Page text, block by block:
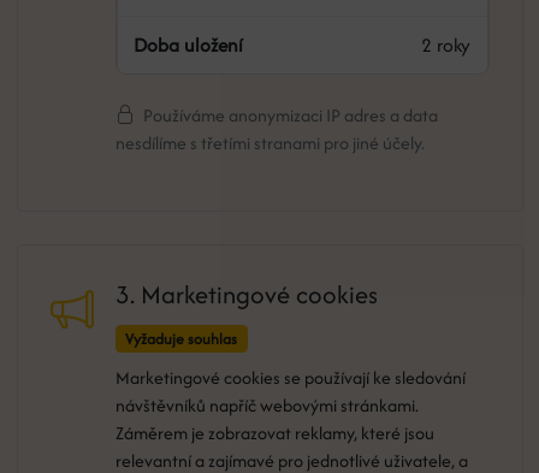
2 roky
Používáme anonymizaci IP adres a data
nesdílíme s třetími stranami pro jiné účely.
3. Marketingové cookies
Vyžaduje souhlas
Marketingové cookies se používají ke sledování
návštěvníků napříč webovými stránkami.
Záměrem je zobrazovat reklamy, které jsou
relevantní a zajímavé pro jednotlivé uživatele, a